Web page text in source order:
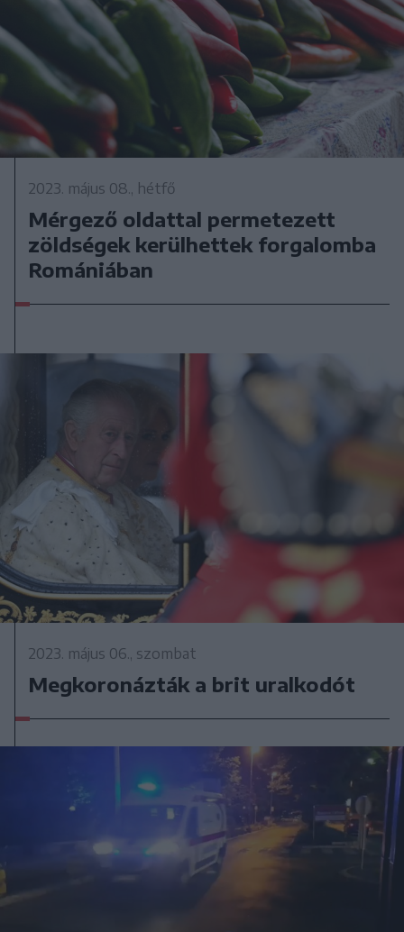
2023. május 08., hétfő
Mérgező oldattal permetezett
zöldségek kerülhettek forgalomba
Romániában
2023. május 06., szombat
Megkoronázták a brit uralkodót